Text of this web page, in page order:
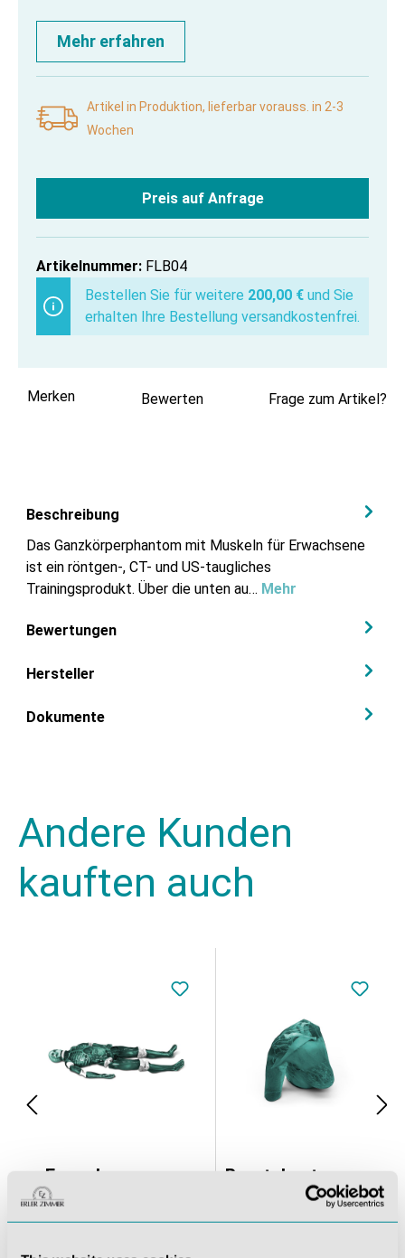
Mehr erfahren
Artikel in Produktion, lieferbar vorauss. in 2-3
Wochen
Preis auf Anfrage
Artikelnummer: FLB04
Bestellen Sie für weitere 200,00 € und Sie
erhalten Ihre Bestellung versandkostenfrei.
Merken Bewerten Frage zum Artikel?
Beschreibung
Das Ganzkörperphantom mit Muskeln für Erwachsene
ist ein röntgen-, CT- und US-taugliches
Trainingsprodukt. Über die unten au… Mehr
Bewertungen
Hersteller
Dokumente
Andere Kunden
kauften auch